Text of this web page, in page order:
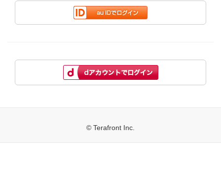
© Terafront Inc.